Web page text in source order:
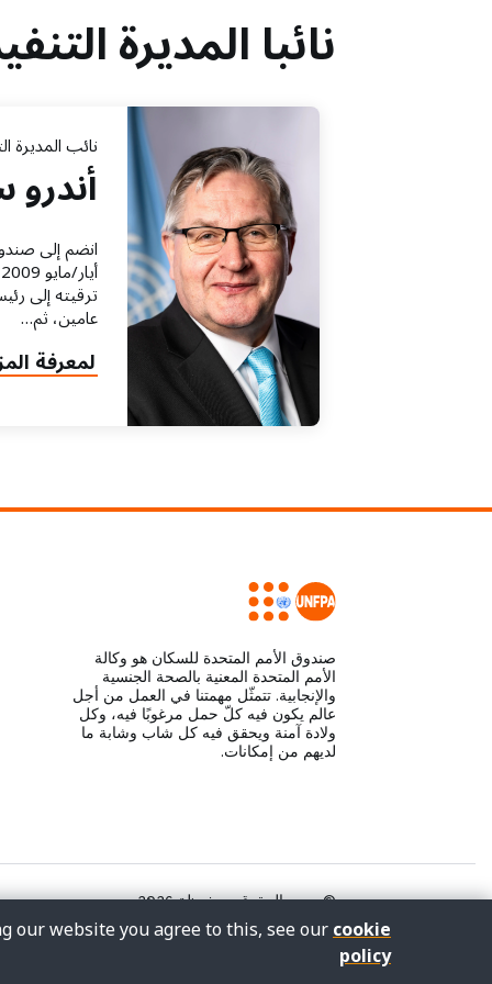
نائبا المديرة
نائب المديرة
انضم إلى
ترقيته إلى
عامين، ثم…
لمعرفة
about
أندرو
صندوق الأمم المتحدة للسكان هو وكالة
الأمم المتحدة المعنية بالصحة الجنسية
والإنجابية. تتمثّل مهمتنا في العمل من أجل
عالم يكون فيه كلّ حمل مرغوبًا فيه، وكل
ولادة آمنة ويحقق فيه كل شاب وشابة ما
لديهم من إمكانات.
© جميع الحقوق محفوظة 2026.
our website you agree to this, see ourcookie
policy